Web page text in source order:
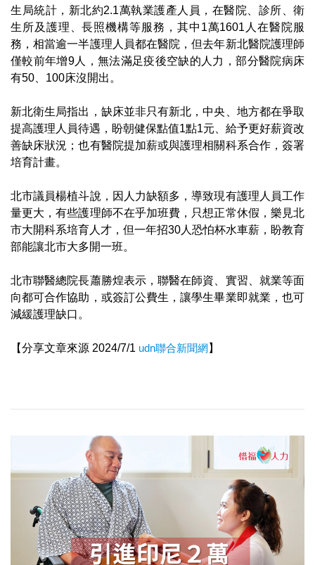
生局統計，新北約2.1萬執業護產人員，在醫院、診所、衛
生所及護理、長照機構等服務，其中1萬1601人在醫院服
務，相當逾一半護理人員都在醫院，但去年新北醫院護理師
僅較前年增9人，無法滿足疫後空缺的人力，部分醫院病床
有50、100床沒開出。
新北衛生局指出，缺床並非只有新北，中央、地方都在爭取
提高護理人員待遇，盼朝健保點值1點1元、給予更好薪資改
善缺床狀況；也有醫院提加薪或與護理相關科系合作，簽署
培育計畫。
北市議員楊植斗說，因人力缺額多，導致現有護理人員工作
量更大，有些護理師不在乎加班費，只想正常休假，樂見北
市大開科系培育人才，但一年招30人恐怕杯水車薪，盼教育
部能讓北市大多開一班。
北市聯醫總院長蕭勝煌表示，聯醫在師資、實習、就業等面
向都可合作協助，或簽訂公費生，讓學生畢業即就業，也可
減緩護理缺口。
【分享文章來源 2024/7/1 udn聯合新聞網 】